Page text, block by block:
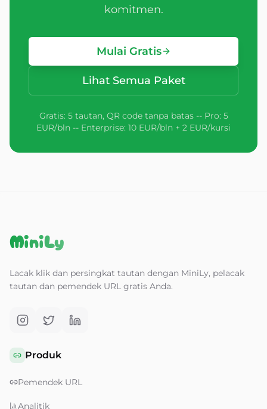
komitmen.
Mulai Gratis
Lihat Semua Paket
Gratis: 5 tautan, QR code tanpa batas -- Pro: 5
EUR/bln -- Enterprise: 10 EUR/bln + 2 EUR/kursi
MiniLy
Lacak klik dan persingkat tautan dengan MiniLy, pelacak
tautan dan pemendek URL gratis Anda.
Produk
Pemendek URL
Analitik